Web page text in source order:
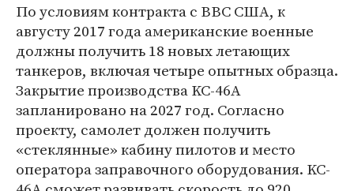
По условиям контракта с ВВС США, к
августу 2017 года американские военные
должны получить 18 новых летающих
танкеров, включая четыре опытных образца.
Закрытие производства KC-46A
запланировано на 2027 год. Согласно
проекту, самолет должен получить
«стеклянные» кабину пилотов и место
оператора заправочного оборудования. KC-